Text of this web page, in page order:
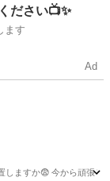
ださい📺✨
ます
Ad
ますか😨 今から頑張